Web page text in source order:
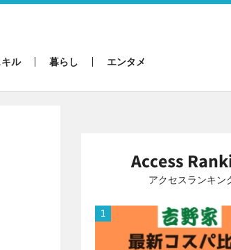
キル 暮らし エンタメ
アクセスランキン